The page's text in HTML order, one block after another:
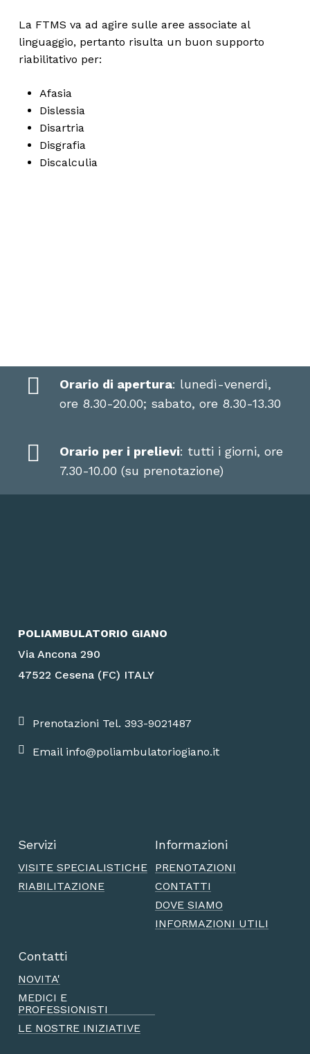
La FTMS va ad agire sulle aree associate al
linguaggio, pertanto risulta un buon supporto
riabilitativo per:
Afasia
Dislessia
Disartria
Disgrafia
Discalculia
Orario di apertura: lunedì-venerdì,
ore 8.30-20.00; sabato, ore 8.30-13.30
Orario per i prelievi: tutti i giorni, ore
7.30-10.00 (su prenotazione)
POLIAMBULATORIO GIANO
Via Ancona 290
47522 Cesena (FC) ITALY
Prenotazioni Tel. 393-9021487
Email info@poliambulatoriogiano.it
Servizi
VISITE SPECIALISTICHE
RIABILITAZIONE
Informazioni
PRENOTAZIONI
CONTATTI
DOVE SIAMO
INFORMAZIONI UTILI
Contatti
NOVITA'
MEDICI E
PROFESSIONISTI
LE NOSTRE INIZIATIVE